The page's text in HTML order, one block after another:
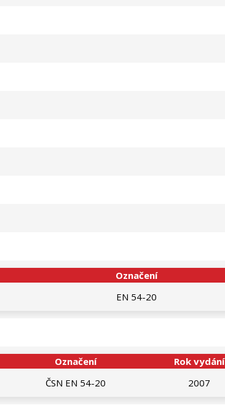
Označení
EN 54-20
Označení Rok vydání
ČSN EN 54-20 2007